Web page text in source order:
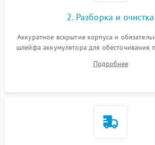
2. Разборка и очистка
Аккуратное вскрытие корпуса и
шлейфа аккумулятора для обесточивания
высохшей термопасты с кристаллов
Подробнее